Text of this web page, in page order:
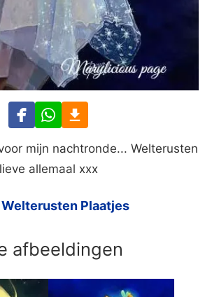
mijn nachtronde... Welterusten
lieve allemaal xxx
Plaatjes
afbeeldingen